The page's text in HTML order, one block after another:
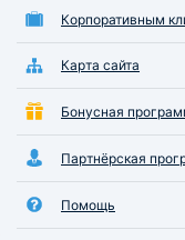
Корпоративным
Карта сайта
Бонусная
Партнёрская
Помощь